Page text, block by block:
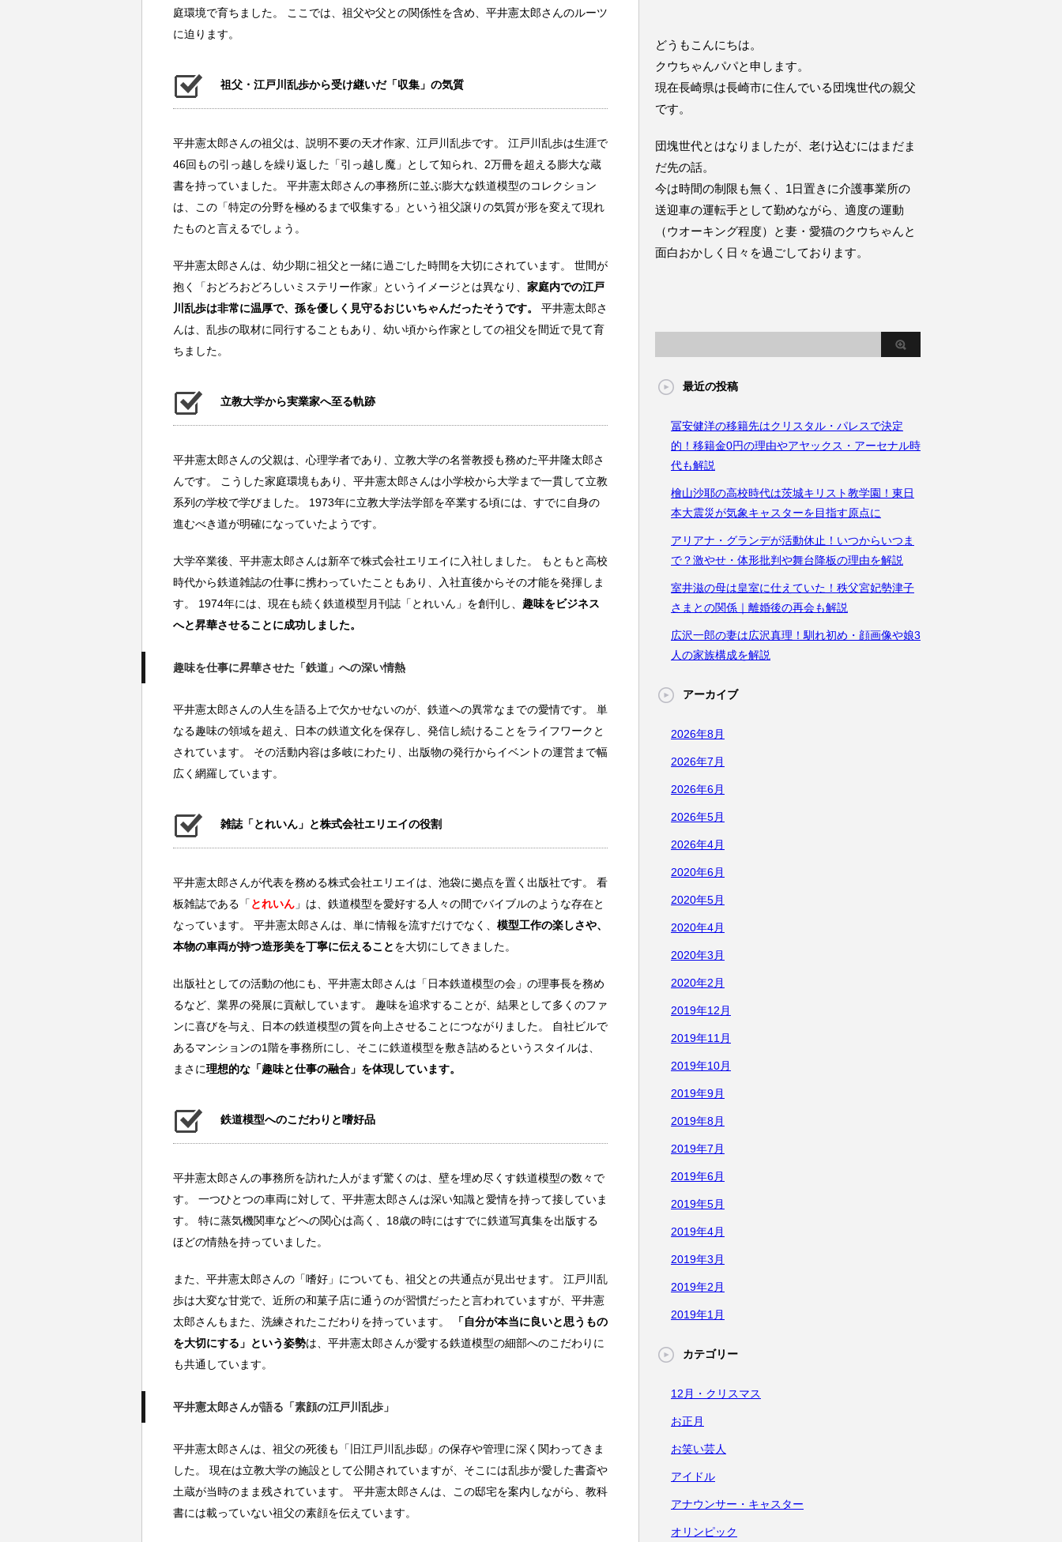
庭環境で育ちました。 ここでは、祖父や父との関係性を含め、平井憲太郎さんのルーツ
に迫ります。
祖父・江戸川乱歩から受け継いだ「収集」の気質
平井憲太郎さんの祖父は、説明不要の天才作家、江戸川乱歩です。 江戸川乱歩は生涯で
46回もの引っ越しを繰り返した「引っ越し魔」として知られ、2万冊を超える膨大な蔵
書を持っていました。 平井憲太郎さんの事務所に並ぶ膨大な鉄道模型のコレクション
は、この「特定の分野を極めるまで収集する」という祖父譲りの気質が形を変えて現れ
たものと言えるでしょう。
平井憲太郎さんは、幼少期に祖父と一緒に過ごした時間を大切にされています。 世間が
抱く「おどろおどろしいミステリー作家」というイメージとは異なり、 家庭内での江戸
川乱歩は非常に温厚で、孫を優しく見守るおじいちゃんだったそうです。
平井憲太郎さ
んは、乱歩の取材に同行することもあり、幼い頃から作家としての祖父を間近で見て育
ちました。
立教大学から実業家へ至る軌跡
平井憲太郎さんの父親は、心理学者であり、立教大学の名誉教授も務めた平井隆太郎さ
んです。 こうした家庭環境もあり、平井憲太郎さんは小学校から大学まで一貫して立教
系列の学校で学びました。 1973年に立教大学法学部を卒業する頃には、すでに自身の
進むべき道が明確になっていたようです。
大学卒業後、平井憲太郎さんは新卒で株式会社エリエイに入社しました。 もともと高校
時代から鉄道雑誌の仕事に携わっていたこともあり、入社直後からその才能を発揮しま
す。 1974年には、現在も続く鉄道模型月刊誌「とれいん」を創刊し、 趣味をビジネス
へと昇華させることに成功しました。
趣味を仕事に昇華させた「鉄道」への深い情熱
平井憲太郎さんの人生を語る上で欠かせないのが、鉄道への異常なまでの愛情です。 単
なる趣味の領域を超え、日本の鉄道文化を保存し、発信し続けることをライフワークと
されています。 その活動内容は多岐にわたり、出版物の発行からイベントの運営まで幅
広く網羅しています。
雑誌「とれいん」と株式会社エリエイの役割
平井憲太郎さんが代表を務める株式会社エリエイは、池袋に拠点を置く出版社です。 看
板雑誌である「 とれいん 」は、鉄道模型を愛好する人々の間でバイブルのような存在と
なっています。 平井憲太郎さんは、単に情報を流すだけでなく、 模型工作の楽しさや、
本物の車両が持つ造形美を丁寧に伝えることを大切にしてきました。
出版社としての活動の他にも、平井憲太郎さんは「日本鉄道模型の会」の理事長を務め
るなど、業界の発展に貢献しています。 趣味を追求することが、結果として多くのファ
ンに喜びを与え、日本の鉄道模型の質を向上させることにつながりました。 自社ビルで
あるマンションの1階を事務所にし、そこに鉄道模型を敷き詰めるというスタイルは、
まさに理想的な「趣味と仕事の融合」を体現しています。
鉄道模型へのこだわりと嗜好品
平井憲太郎さんの事務所を訪れた人がまず驚くのは、壁を埋め尽くす鉄道模型の数々で
す。 一つひとつの車両に対して、平井憲太郎さんは深い知識と愛情を持って接していま
す。 特に蒸気機関車などへの関心は高く、18歳の時にはすでに鉄道写真集を出版する
ほどの情熱を持っていました。
また、平井憲太郎さんの「嗜好」についても、祖父との共通点が見出せます。 江戸川乱
歩は大変な甘党で、近所の和菓子店に通うのが習慣だったと言われていますが、平井憲
太郎さんもまた、洗練されたこだわりを持っています。
「自分が本当に良いと思うもの
を大切にする」という姿勢は、平井憲太郎さんが愛する鉄道模型の細部へのこだわりに
も共通しています。
平井憲太郎さんが語る「素顔の江戸川乱歩」
平井憲太郎さんは、祖父の死後も「旧江戸川乱歩邸」の保存や管理に深く関わってきま
した。 現在は立教大学の施設として公開されていますが、そこには乱歩が愛した書斎や
土蔵が当時のまま残されています。 平井憲太郎さんは、この邸宅を案内しながら、教科
書には載っていない祖父の素顔を伝えています。
どうもこんにちは。
クウちゃんパパと申します。
現在長崎県は長崎市に住んでいる団塊世代の親父
です。
団塊世代とはなりましたが、老け込むにはまだま
だ先の話。
今は時間の制限も無く、1日置きに介護事業所の
送迎車の運転手として勤めながら、適度の運動
（ウオーキング程度）と妻・愛猫のクウちゃんと
面白おかしく日々を過ごしております。
最近の投稿
冨安健洋の移籍先はクリスタル・パレスで決定
的！移籍金0円の理由やアヤックス・アーセナル時
代も解説
檜山沙耶の高校時代は茨城キリスト教学園！東日
本大震災が気象キャスターを目指す原点に
アリアナ・グランデが活動休止！いつからいつま
で？激やせ・体形批判や舞台降板の理由を解説
室井滋の母は皇室に仕えていた！秩父宮妃勢津子
さまとの関係｜離婚後の再会も解説
広沢一郎の妻は広沢真理！馴れ初め・顔画像や娘3
人の家族構成を解説
アーカイブ
2026年8月
2026年7月
2026年6月
2026年5月
2026年4月
2020年6月
2020年5月
2020年4月
2020年3月
2020年2月
2019年12月
2019年11月
2019年10月
2019年9月
2019年8月
2019年7月
2019年6月
2019年5月
2019年4月
2019年3月
2019年2月
2019年1月
カテゴリー
12月・クリスマス
お正月
お笑い芸人
アイドル
アナウンサー・キャスター
オリンピック